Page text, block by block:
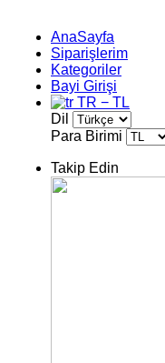
AnaSayfa
Siparişlerim
Kategoriler
Bayi Girişi
TR − TL
Dil
Para Birimi
Takip Edin